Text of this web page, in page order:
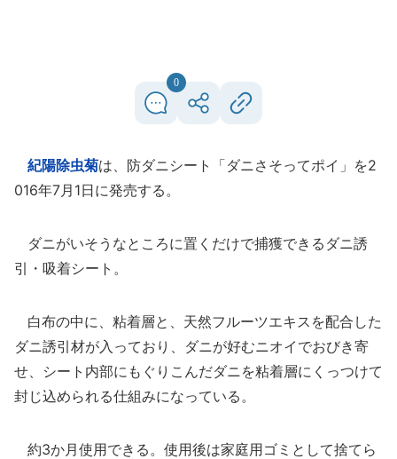
0
紀陽除虫菊は、防ダニシート「ダニさそってポイ」を2
016年7月1日に発売する。
ダニがいそうなところに置くだけで捕獲できるダニ誘
引・吸着シート。
白布の中に、粘着層と、天然フルーツエキスを配合した
ダニ誘引材が入っており、ダニが好むニオイでおびき寄
せ、シート内部にもぐりこんだダニを粘着層にくっつけて
封じ込められる仕組みになっている。
約3か月使用できる。使用後は家庭用ゴミとして捨てら